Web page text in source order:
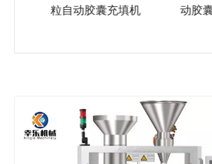
动胶囊充填机
收自动